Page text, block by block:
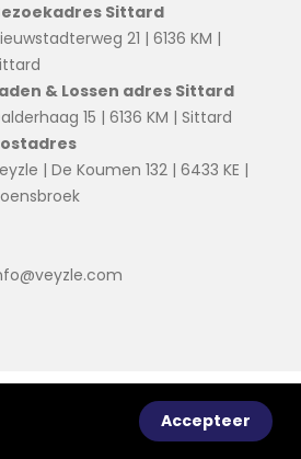
Sittard
21 | 6136 KM |
& Lossen adres Sittard
15 | 6136 KM | Sittard
| De Koumen 132 | 6433 KE |
Voorwaarden Disclaimer
Accepteer